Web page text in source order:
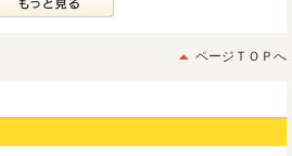
ページＴＯＰへ